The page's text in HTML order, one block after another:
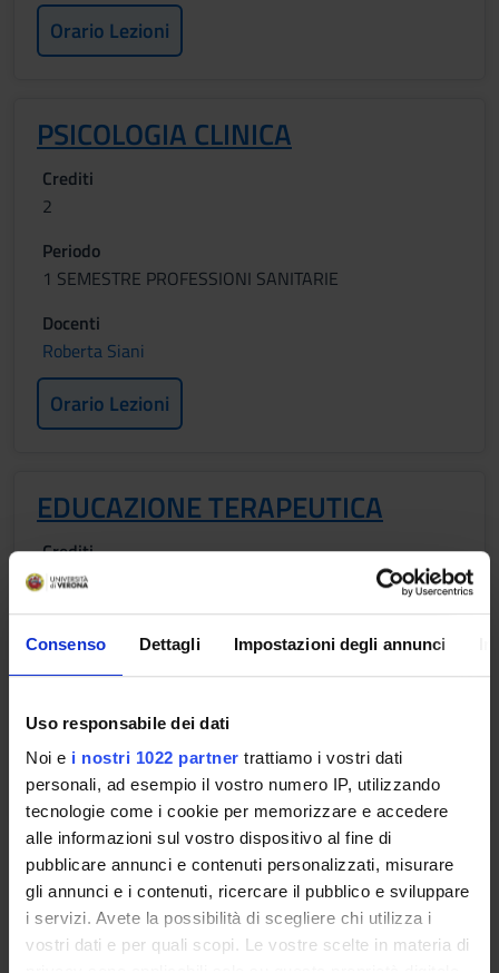
Consenso Dettagli Impostazioni degli annunci
Uso responsabile dei dati
Noi e i nostri 1022 partner trattiamo i vostri dati
personali, ad esempio il vostro numero IP, utilizzando
tecnologie come i cookie per memorizzare e accedere
alle informazioni sul vostro dispositivo al fine di
pubblicare annunci e contenuti personalizzati, misurare
gli annunci e i contenuti, ricercare il pubblico e sviluppare
i servizi. Avete la possibilità di scegliere chi utilizza i
vostri dati e per quali scopi. Le vostre scelte in materia di
Orario Lezioni
PSICOLOGIA CLINICA
Crediti
2
Periodo
1 SEMESTRE PROFESSIONI SANITARIE
Docenti
Roberta Siani
Orario Lezioni
EDUCAZIONE TERAPEUTICA
Crediti
1
Periodo
1 SEMESTRE PROFESSIONI SANITARIE
Jessica Longhini
Orario Lezioni
Obiettivi di apprendimento
L’insegnamento si propone di offrire agli studenti conoscenze
e metodi per sviluppare abilità relazionali declinate nelle
relazioni professionali e di aiuto e nelle relazioni